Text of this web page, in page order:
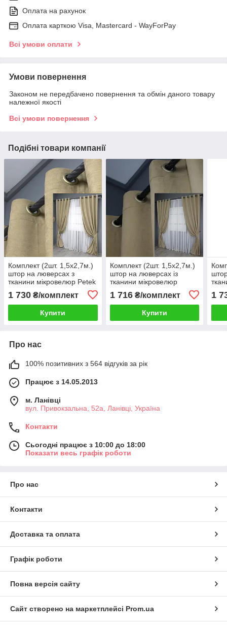
Оплата на рахунок
Оплата карткою Visa, Mastercard - WayForPay
Всі умови оплати
Умови повернення
Законом не передбачено повернення та обмін даного товару
належної якості
Всі умови повернення
Подібні товари компанії
Комплект (2шт. 1,5х2,7м.)
штор на люверсах з
тканини мікровелюр Petek
YL. Колір кремовий. Код
1801ш 37-0267
1 730 ₴/комплект
Купити
Комплект (2шт. 1,5х2,7м.)
штор на люверсах із
тканини мікровелюр
SPARTA. Колір бежевий.
Код 1196ш 37-0120
1 716₴/комплект
Купити
Код
1
Про нас
100% позитивних з 564 відгуків за рік
Працює з 14.05.2013
м. Ланівці
вул. Привокзальна, 52а, Ланівці, Україна
Контакти
Сьогодні працює з 10:00 до 18:00
Показати весь графік роботи
Про нас
Контакти
Доставка та оплата
Графік роботи
Повна версія сайту
Сайт створено на маркетплейсі Prom.ua